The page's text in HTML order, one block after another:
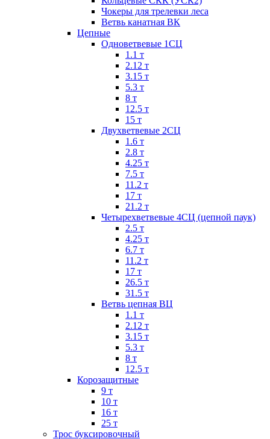
Чокеры для трелевки леса
Ветвь канатная ВК
Цепные
Одноветвевые 1СЦ
1.1 т
2.12 т
3.15 т
5.3 т
8 т
12.5 т
15 т
Двухветвевые 2СЦ
1.6 т
2.8 т
4.25 т
7.5 т
11.2 т
17 т
21.2 т
Четырехветвевые 4СЦ (цепной паук)
2.5 т
4.25 т
6.7 т
11.2 т
17 т
26.5 т
31.5 т
Ветвь цепная ВЦ
1.1 т
2.12 т
3.15 т
5.3 т
8 т
12.5 т
Корозащитные
9 т
10 т
16 т
25 т
Трос буксировочный